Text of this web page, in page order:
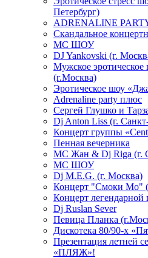
Петербург)
ADRENALINE
Скандальное
МС ШОУ
DJ Yankovski (г.
Мужское эротическое
(г.Москва)
Эротическое шоу
Adrenaline party плюс
Сергей Глушко и
Dj Anton Liss (г.
Концерт группы
Пенная вечерника
МС Жан & Dj Riga (г.
МС ШОУ
Dj M.E.G. (г. Москва)
Концерт "Смоки Мо"
Концерт
Dj Ruslan Sever
Певица Планка
Дискотека 80/90-х
Презентация летней
«ПЛЯЖ»!